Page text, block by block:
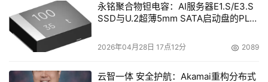
永铭聚合物钽电容：AI服务器E1.S/E3.S
SSD与U.2超薄5mm SATA启动盘的PLP
2026年04月28日 17点12分 2089
云智一体 安全护航：Akamai重构分布式